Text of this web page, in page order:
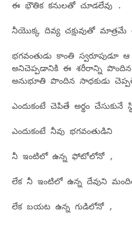
ఈ భౌతిక కనులతో చూడలేవు .
నీయొక్క దివ్య చక్షువుతో మాత్రమే
భగవంతుడు కాంతి స్వరూపుడూ
అనిచెప్పడానికి ఈ శరీరాన్ని
అనుభూతి పొందిన సాధకుడు
ఎందుకంటే చెపితే అర్థం చేసుకునే
ఎందుకంటే నీవు భగవంతుడిని
నీ ఇంటిలో ఉన్న ఫోటోలోనో ,
లేక నీ ఇంటిలో ఉన్న దేవుని
లేక బయట ఉన్న గుడిలోనో ,